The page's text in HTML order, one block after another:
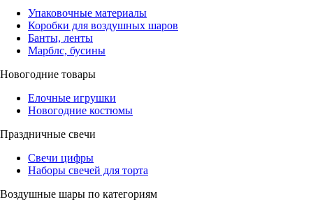
Упаковочные материалы
Коробки для воздушных шаров
Банты, ленты
Марблс, бусины
Новогодние товары
Елочные игрушки
Новогодние костюмы
Праздничные свечи
Свечи цифры
Наборы свечей для торта
Воздушные шары по категориям